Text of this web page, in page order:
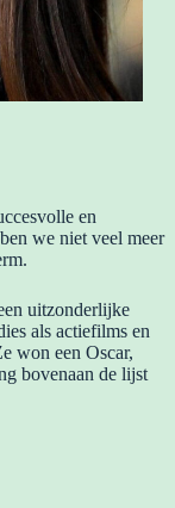
en
we niet veel meer
uitzonderlijke
als actiefilms en
won een Oscar,
bovenaan de lijst